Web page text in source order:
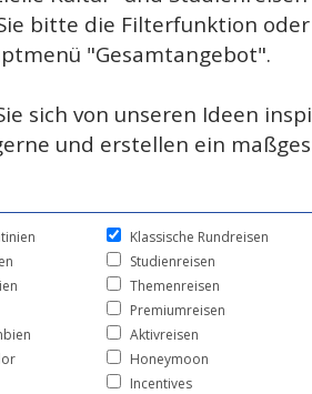
bitte die Filterfunktion
"Gesamtangebot".
sich von unseren Ideen
und erstellen ein
Klassische Rundreisen
Studienreisen
Themenreisen
Premiumreisen
Aktivreisen
Honeymoon
Incentives